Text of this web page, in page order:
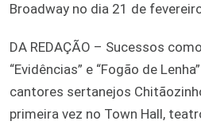
DA REDAÇÃO – Sucessos
“Evidências” e “Fogão de
cantores sertanejos
primeira vez no Town Hall,